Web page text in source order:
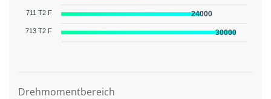
711 T2 F
713 T2 F
24000
30000
Drehmomentbereich